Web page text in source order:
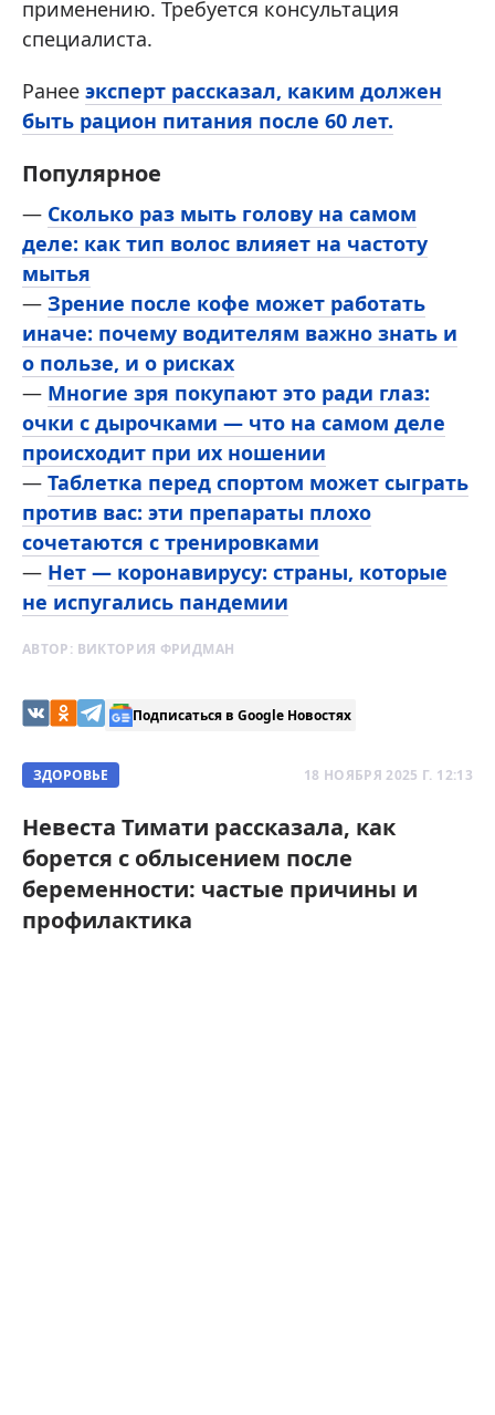
применению. Требуется консультация
специалиста.
Ранее эксперт рассказал, каким должен
быть рацион питания после 60 лет.
Популярное
— Сколько раз мыть голову на самом
деле: как тип волос влияет на частоту
мытья
— Зрение после кофе может работать
иначе: почему водителям важно знать и
о пользе, и о рисках
— Многие зря покупают это ради глаз:
очки с дырочками — что на самом деле
происходит при их ношении
— Таблетка перед спортом может сыграть
против вас: эти препараты плохо
сочетаются с тренировками
— Нет — коронавирусу: страны, которые
не испугались пандемии
АВТОР: ВИКТОРИЯ ФРИДМАН
Подписаться в Google Новостях
ЗДОРОВЬЕ 18 НОЯБРЯ 2025 Г. 12:13
Невеста Тимати рассказала, как
борется с облысением после
беременности: частые причины и
профилактика